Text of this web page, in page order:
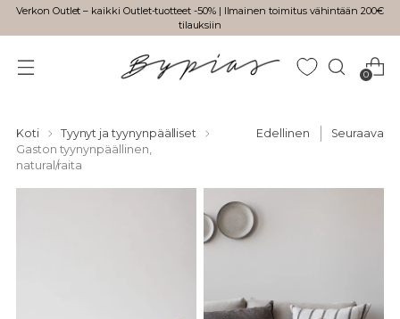
Verkon Outlet – kaikki Outlet-tuotteet -50% | Ilmainen toimitus vähintään 200€
tilauksiin
0
Koti
Tyynyt ja tyynynpäälliset
Gaston tyynynpäällinen,
natural/raita
Edellinen Seuraava